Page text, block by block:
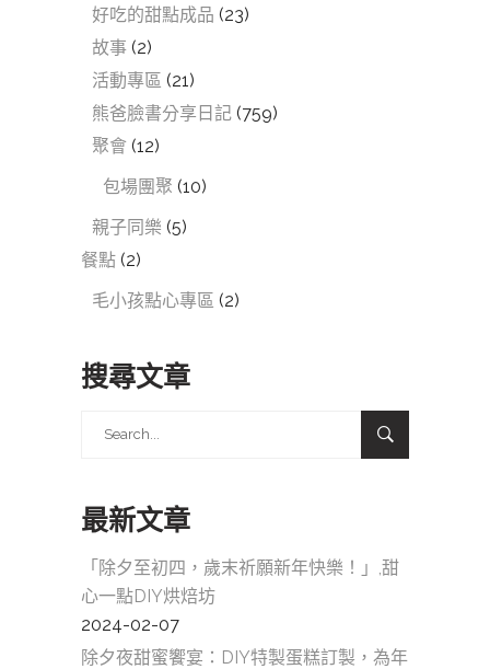
好吃的甜點成品 (23)
故事 (2)
活動專區 (21)
熊爸臉書分享日記 (759)
聚會 (12)
包場團聚 (10)
親子同樂 (5)
餐點 (2)
毛小孩點心專區 (2)
搜尋文章
最新文章
「除夕至初四，歲末祈願新年快樂！」,甜
心一點DIY烘焙坊
2024-02-07
除夕夜甜蜜饗宴：DIY特製蛋糕訂製，為年